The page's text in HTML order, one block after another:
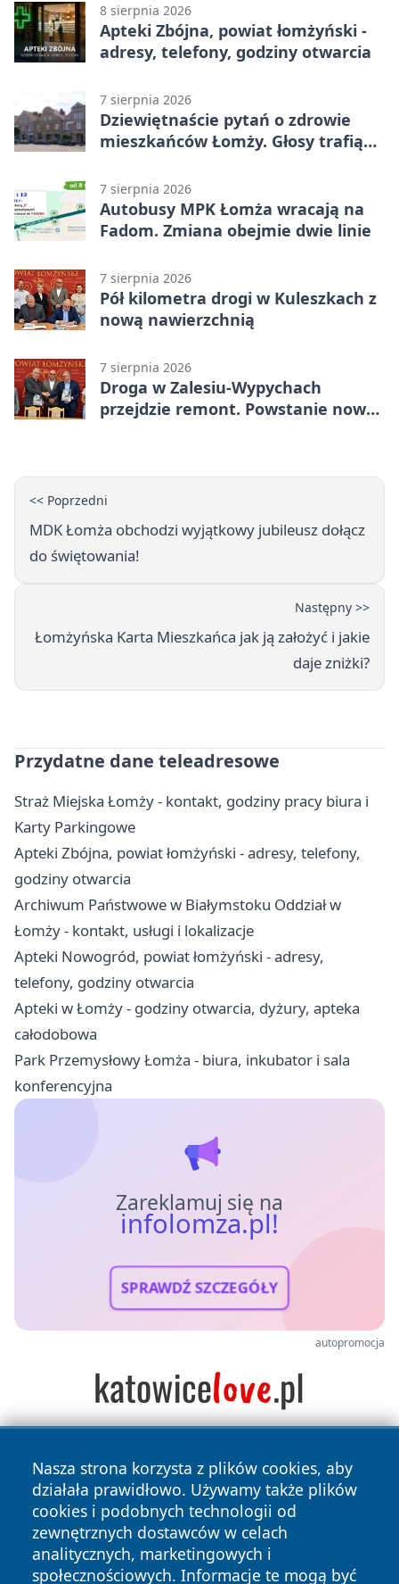
8 sierpnia 2026
Apteki Zbójna, powiat łomżyński -
adresy, telefony, godziny otwarcia
7 sierpnia 2026
Dziewiętnaście pytań o zdrowie
mieszkańców Łomży. Głosy trafią
7 sierpnia 2026
Autobusy MPK Łomża wracają na
Fadom. Zmiana obejmie dwie linie
7 sierpnia 2026
Pół kilometra drogi w Kuleszkach z
nową nawierzchnią
7 sierpnia 2026
Droga w Zalesiu-Wypychach
przejdzie remont. Powstanie nowa
<< Poprzedni
MDK Łomża obchodzi wyjątkowy jubileusz dołącz
do świętowania!
Następny >>
Łomżyńska Karta Mieszkańca jak ją założyć i jakie
daje zniżki?
Przydatne dane teleadresowe
Straż Miejska Łomży - kontakt, godziny pracy biura i
Karty Parkingowe
Apteki Zbójna, powiat łomżyński - adresy, telefony,
godziny otwarcia
Archiwum Państwowe w Białymstoku Oddział w
Łomży - kontakt, usługi i lokalizacje
Apteki Nowogród, powiat łomżyński - adresy,
telefony, godziny otwarcia
Apteki w Łomży - godziny otwarcia, dyżury, apteka
całodobowa
Park Przemysłowy Łomża - biura, inkubator i sala
konferencyjna
Zareklamuj się na
infolomza.pl!
SPRAWDŹ SZCZEGÓŁY
autopromocja
Nasza strona korzysta z plików cookies, aby
działała prawidłowo. Używamy także plików
cookies i podobnych technologii od
zewnętrznych dostawców w celach
analitycznych, marketingowych i
społecznościowych. Informacje te mogą być
Copyright © 2026 infolomza.pl Wszystkie prawa zastrzeżone.